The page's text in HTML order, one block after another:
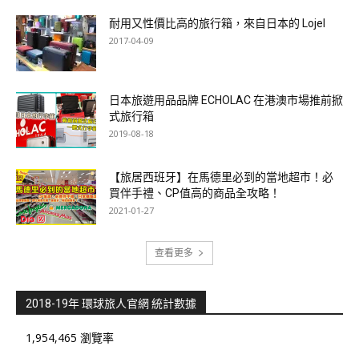
耐用又性價比高的旅行箱，來自日本的 Lojel
2017-04-09
日本旅遊用品品牌 ECHOLAC 在港澳市場推前掀
式旅行箱
2019-08-18
【旅居西班牙】在馬德里必到的當地超市！必
買伴手禮、CP值高的商品全攻略！
2021-01-27
查看更多
2018-19年 環球旅人官網 統計數據
1,954,465 瀏覽率